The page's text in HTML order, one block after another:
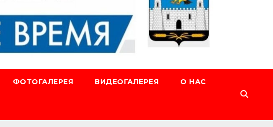
ФОТОГАЛЕРЕЯ ВИДЕОГАЛЕРЕЯ О НАС